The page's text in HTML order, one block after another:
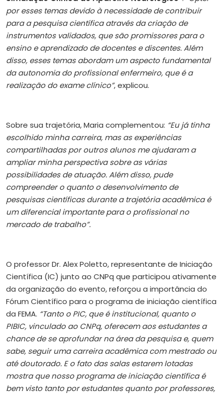
por esses temas devido à necessidade de contribuir
para a pesquisa científica através da criação de
instrumentos validados, que são promissores para o
ensino e aprendizado de docentes e discentes. Além
disso, esses temas abordam um aspecto fundamental
da autonomia do profissional enfermeiro, que é a
realização do exame clínico”, explicou.
Sobre sua trajetória, Maria complementou: “Eu já tinha
escolhido minha carreira, mas as experiências
compartilhadas por outros alunos me ajudaram a
ampliar minha perspectiva sobre as várias
possibilidades de atuação. Além disso, pude
compreender o quanto o desenvolvimento de
pesquisas científicas durante a trajetória acadêmica é
um diferencial importante para o profissional no
mercado de trabalho”.
O professor Dr. Alex Poletto, representante de Iniciação
Científica (IC) junto ao CNPq que participou ativamente
da organização do evento, reforçou a importância do
Fórum Científico para o programa de iniciação científica
da FEMA. “Tanto o PIC, que é institucional, quanto o
PIBIC, vinculado ao CNPq, oferecem aos estudantes a
chance de se aprofundar na área da pesquisa e, quem
sabe, seguir uma carreira acadêmica com mestrado ou
até doutorado. E o fato das salas estarem lotadas
mostra que nosso programa de iniciação científica é
bem visto tanto por estudantes quanto por professores,